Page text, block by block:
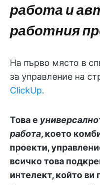
работа и
работния
На първо място в
за управление на
ClickUp.
Това е
работа, което
проекти,
всичко това
интелект, който ви